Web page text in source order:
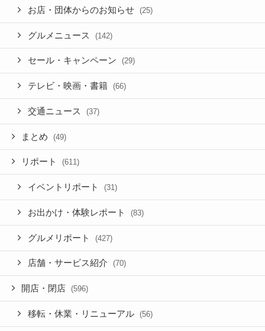
お店・団体からのお知らせ (25)
グルメニュース (142)
セール・キャンペーン (29)
テレビ・映画・書籍 (66)
交通ニュース (37)
まとめ (49)
リポート (611)
イベントリポート (31)
お出かけ・体験レポート (83)
グルメリポート (427)
店舗・サービス紹介 (70)
開店・閉店 (596)
移転・休業・リニューアル (56)